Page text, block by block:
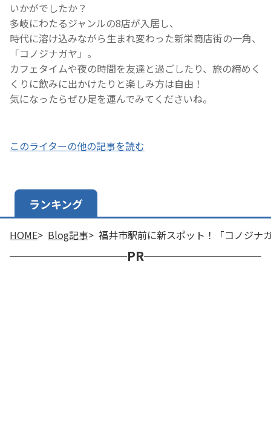
HOME Blog記事 福井市駅前に新スポット！「コノジナ
いかがでしたか？
多岐にわたるジャンルの8店が入居し、
時代に溶け込みながら生まれ変わった新栄商店街の一角、
「コノジナガヤ」。
カフェタイムや夜の時間を友達と過ごしたり、旅の締めく
くりに飲みに出かけたりと楽しみ方は自由！
気になったらぜひ足を運んでみてくださいね。
このライターの他の記事を読む
ランキング
PR